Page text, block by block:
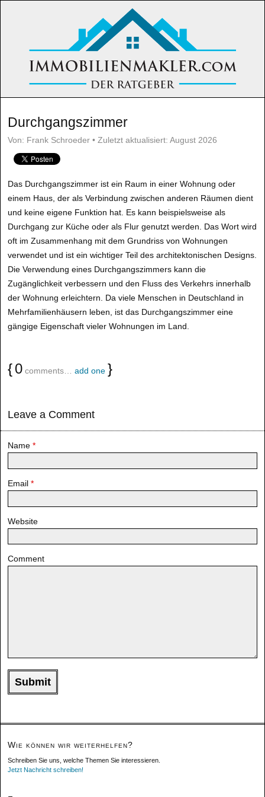
Durchgangszimmer
Von: Frank Schroeder • Zuletzt aktualisiert: August 2026
Das Durchgangszimmer ist ein Raum in einer Wohnung oder
einem Haus, der als Verbindung zwischen anderen Räumen dient
und keine eigene Funktion hat. Es kann beispielsweise als
Durchgang zur Küche oder als Flur genutzt werden. Das Wort wird
oft im Zusammenhang mit dem Grundriss von Wohnungen
verwendet und ist ein wichtiger Teil des architektonischen Designs.
Die Verwendung eines Durchgangszimmers kann die
Zugänglichkeit verbessern und den Fluss des Verkehrs innerhalb
der Wohnung erleichtern. Da viele Menschen in Deutschland in
Mehrfamilienhäusern leben, ist das Durchgangszimmer eine
gängige Eigenschaft vieler Wohnungen im Land.
{0 comments… add one }
Leave a Comment
Name *
Email *
Website
Comment
Wie können wir weiterhelfen?
Schreiben Sie uns, welche Themen Sie interessieren.
Jetzt Nachricht schreiben!